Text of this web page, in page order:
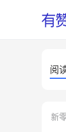
阅
新